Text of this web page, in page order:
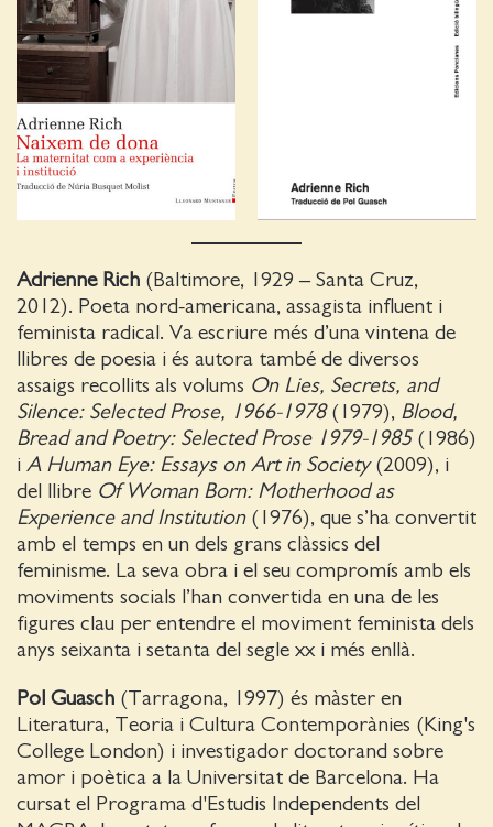
Adrienne Rich (Baltimore, 1929 – Santa Cruz,
2012). Poeta nord-americana, assagista influent i
feminista radical. Va escriure més d’una vintena de
llibres de poesia i és autora també de diversos
assaigs recollits als volums On Lies, Secrets, and
Silence: Selected Prose, 1966-1978 (1979), Blood,
Bread and Poetry: Selected Prose 1979-1985(1986)
i A Human Eye: Essays on Art in Society (2009), i
del llibre Of Woman Born: Motherhood as
Experience and Institution (1976), que s’ha convertit
amb el temps en un dels grans clàssics del
feminisme. La seva obra i el seu compromís amb els
moviments socials l’han convertida en una de les
figures clau per entendre el moviment feminista dels
anys seixanta i setanta del segle xx i més enllà.
Pol Guasch (Tarragona, 1997) és màster en
Literatura, Teoria i Cultura Contemporànies (King's
College London) i investigador doctorand sobre
amor i poètica a la Universitat de Barcelona. Ha
cursat el Programa d'Estudis Independents del